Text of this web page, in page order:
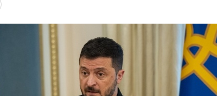
protección de datos
Releases